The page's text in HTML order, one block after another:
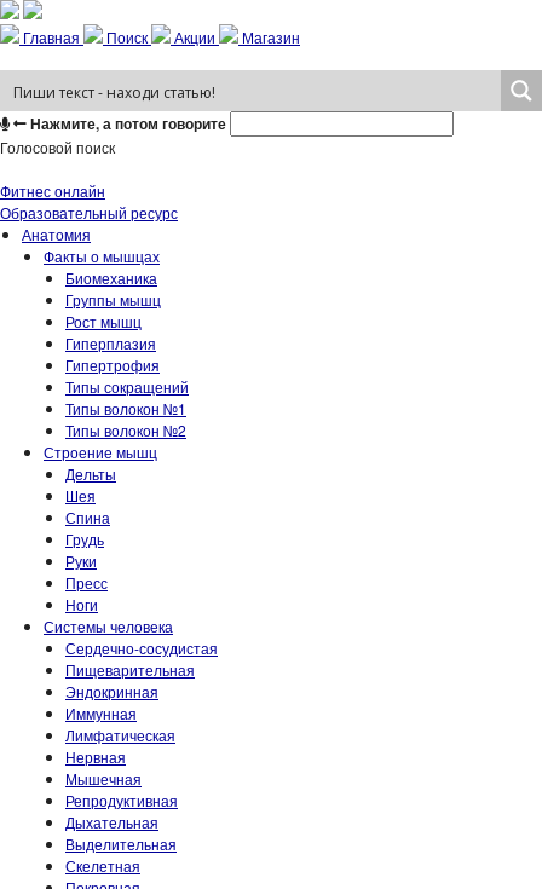
Главная Поиск Акции Магазин
Нажмите, а потом говорите
Голосовой поиск
Фитнес онлайн
Образовательный ресурс
Анатомия
Факты о мышцах
Биомеханика
Группы мышц
Рост мышц
Гиперплазия
Гипертрофия
Типы сокращений
Типы волокон №1
Типы волокон №2
Строение мышц
Дельты
Шея
Спина
Грудь
Руки
Пресс
Ноги
Системы человека
Сердечно-сосудистая
Пищеварительная
Эндокринная
Иммунная
Лимфатическая
Нервная
Мышечная
Репродуктивная
Дыхательная
Выделительная
Скелетная